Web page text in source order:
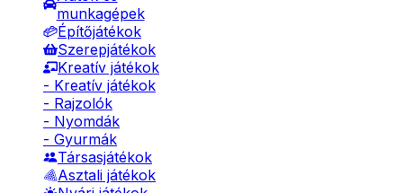
munkagépek
Építőjátékok
Szerepjátékok
Kreatív játékok
- Kreatív játékok
- Rajzolók
- Nyomdák
- Gyurmák
Társasjátékok
Asztali játékok